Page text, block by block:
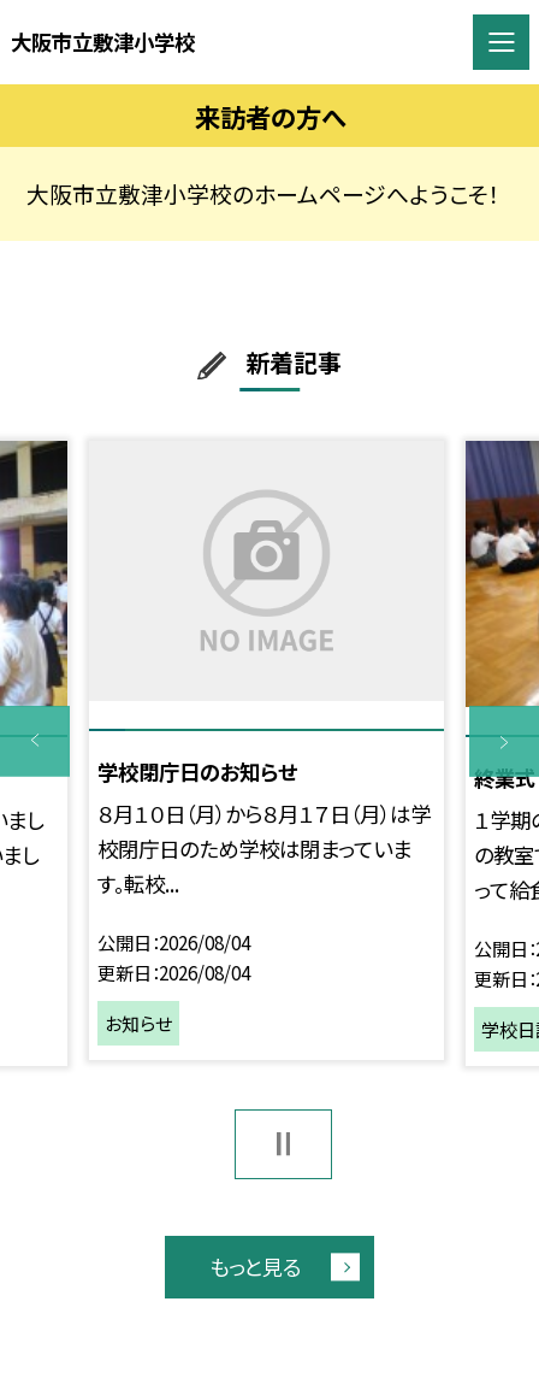
大阪市立敷津小学校
来訪者の方へ
大阪市立敷津小学校のホームページへようこそ！
新着記事
まし
し
学校閉庁日のお知らせ
８月１０日（月）から８月１７日（月）は学
校閉庁日のため学校は閉まっていま
す。転校...
公開日 2026/08/04
更新日 2026/08/04
お知らせ
終業式
１学期
の教室
って給
公開日
更新日
学校
もっと見る